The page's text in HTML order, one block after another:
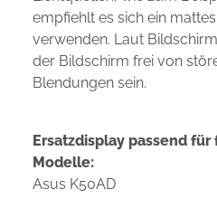
empfiehlt es sich ein
verwenden. Laut
der Bildschirm frei von
Blendungen sein.
Ersatzdisplay passend
Modelle:
Asus K50AD